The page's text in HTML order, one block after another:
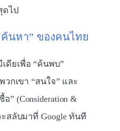
ไป
นหา” ของคนไทย
ดียเพื่อ “ค้นพบ”
วกเขา “สนใจ” และ
” (Consideration &
ะสลับมาที่ Google ทันที